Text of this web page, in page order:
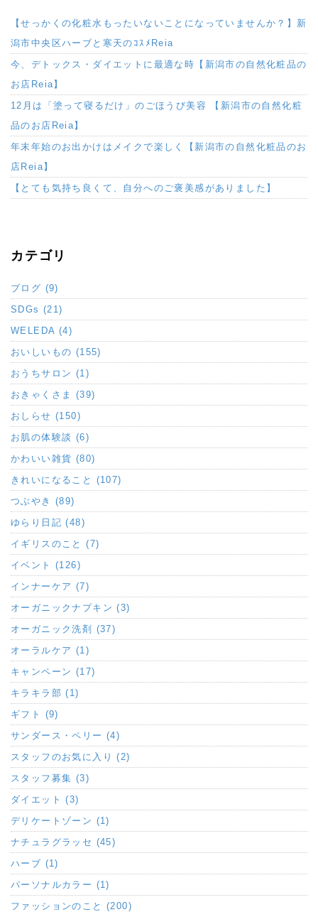
【せっかくの化粧水もったいないことになっていませんか？】新
潟市中央区ハーブと寒天のｺｽﾒReia
今、デトックス・ダイエットに最適な時【新潟市の自然化粧品の
お店Reia】
12月は「塗って寝るだけ」のごほうび美容 【新潟市の自然化粧
品のお店Reia】
年末年始のお出かけはメイクで楽しく【新潟市の自然化粧品のお
店Reia】
【とても気持ち良くて、自分へのご褒美感がありました】
カテゴリ
ブログ (9)
SDGs (21)
WELEDA (4)
おいしいもの (155)
おうちサロン (1)
おきゃくさま (39)
おしらせ (150)
お肌の体験談 (6)
かわいい雑貨 (80)
きれいになること (107)
つぶやき (89)
ゆらり日記 (48)
イギリスのこと (7)
イベント (126)
インナーケア (7)
オーガニックナプキン (3)
オーガニック洗剤 (37)
オーラルケア (1)
キャンペーン (17)
キラキラ部 (1)
ギフト (9)
サンダース・ペリー (4)
スタッフのお気に入り (2)
スタッフ募集 (3)
ダイエット (3)
デリケートゾーン (1)
ナチュラグラッセ (45)
ハーブ (1)
パーソナルカラー (1)
ファッションのこと (200)